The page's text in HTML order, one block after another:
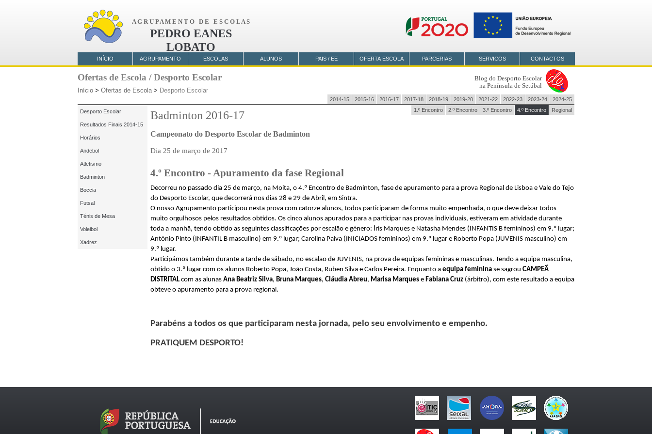
A G R U P A M E N T O D E E S C O L A S
PEDRO EANES
LOBATO
AMORA
1.º Encontro 2.º Encontro 3.º Encontro 4.º Encontro Regional
Início > Ofertas de Escola > Desporto Escolar
Badminton 2016-17
Ofertas de Escola / Desporto Escolar
Blog do Desporto Escolar
na Península de Setúbal
Campeonato do Desporto Escolar de Badminton
Dia 25 de março de 2017
4.º Encontro - Apuramento da fase Regional
Decorreu no passado dia 25 de março, na Moita, o 4.º Encontro de Badminton, fase de apuramento para a prova Regional de Lisboa e Vale do Tejo
do Desporto Escolar, que decorrerá nos dias 28 e 29 de Abril, em Sintra.
O nosso Agrupamento participou nesta prova com catorze alunos, todos participaram de forma muito empenhada, o que deve deixar todos
muito orgulhosos pelos resultados obtidos. Os cinco alunos apurados para a participar nas provas individuais, estiveram em atividade durante
toda a manhã, tendo obtido as seguintes classificações por escalão e género: Íris Marques e Natasha Mendes (INFANTIS B femininos) em 9.º lugar;
António Pinto (INFANTIL B masculino) em 9.º lugar; Carolina Paiva (INICIADOS femininos) em 9.º lugar e Roberto Popa (JUVENIS masculino) em
9.º lugar.
Participámos também durante a tarde de sábado, no escalão de JUVENIS, na prova de equipas femininas e masculinas. Tendo a equipa masculina,
obtido o 3.º lugar com os alunos Roberto Popa, João Costa, Ruben Silva e Carlos Pereira. Enquanto a equipa feminina se sagrou CAMPEÃ
DISTRITALcom as alunas Ana Beatriz Silva, Bruna Marques, Cláudia Abreu, Marisa Marques e Fabiana Cruz (árbitro), com este resultado a equipa
obteve o apuramento para a prova regional.
Parabéns a todos os que participaram nesta jornada, pelo seu envolvimento e empenho.
PRATIQUEM DESPORTO!
2014-15 2015-16 2016-17 2017-18 2018-19 2019-20 2021-22 2022-23 2023-24 2024-25
Desporto Escolar
Resultados Finais 2014-15
Horários
Andebol
Atletismo
Badminton
Boccia
Futsal
Ténis de Mesa
Voleibol
Xadrez
INÍCIO AGRUPAMENTO ESCOLAS ALUNOS PAIS / EE OFERTA ESCOLA PARCERIAS SERVICOS CONTACTOS